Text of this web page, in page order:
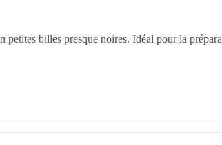
billes presque noires. Idéal pour la